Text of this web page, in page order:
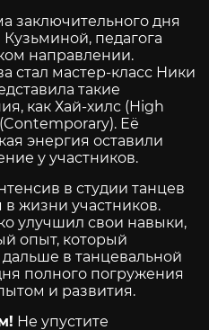
заключительного дня
педагога
направлении.
стал мастер-класс Ники
такие
как Хай-хилс (High
Её
энергия оставили
у участников.
в студии танцев
в жизни участников.
улучшил свои навыки,
опыт, который
в танцевальной
полного погружения
и развития.
Не упустите